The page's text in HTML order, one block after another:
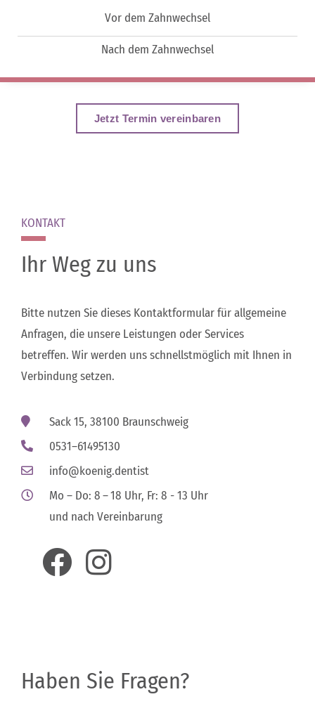
Vor dem Zahnwechsel
Nach dem Zahnwechsel
Jetzt Termin vereinbaren
KONTAKT
Ihr Weg zu uns
Bitte nutzen Sie dieses Kontaktformular für allgemeine
Anfragen, die unsere Leistungen oder Services
betreffen. Wir werden uns schnellstmöglich mit Ihnen in
Verbindung setzen.
Sack 15, 38100 Braunschweig
0531–61495130
info@koenig.dentist
Mo – Do: 8 – 18 Uhr, Fr: 8 - 13 Uhr
und nach Vereinbarung
Haben Sie Fragen?